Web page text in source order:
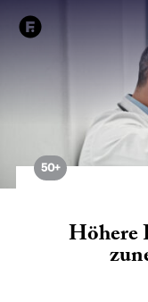
50+
Höhere